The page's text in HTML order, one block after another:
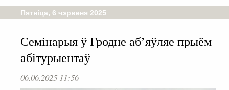
Пятніца, 6 чэрвеня 2025
Семінарыя ў Гродне аб’яўляе прыём
абітурыентаў
06.06.2025 11:56